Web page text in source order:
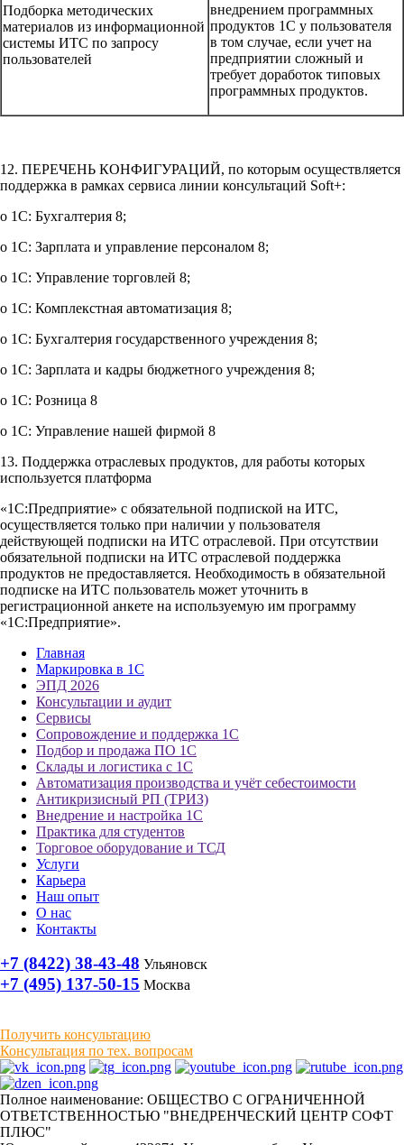
Подборка методических
материалов из информационной
системы ИТС по запросу
пользователей
внедрением программных
продуктов 1С у пользователя
в том случае, если учет на
предприятии сложный и
требует доработок типовых
программных продуктов.
12. ПЕРЕЧЕНЬ КОНФИГУРАЦИЙ, по которым осуществляется
поддержка в рамках сервиса линии консультаций Soft+:
o 1С: Бухгалтерия 8;
o 1С: Зарплата и управление персоналом 8;
o 1С: Управление торговлей 8;
o 1С: Комплекстная автоматизация 8;
o 1С: Бухгалтерия государственного учреждения 8;
o 1С: Зарплата и кадры бюджетного учреждения 8;
o 1C: Розница 8
o 1С: Управление нашей фирмой 8
13. Поддержка отраслевых продуктов, для работы которых
используется платформа
«1С:Предприятие» с обязательной подпиской на ИТС,
осуществляется только при наличии у пользователя
действующей подписки на ИТС отраслевой. При отсутствии
обязательной подписки на ИТС отраслевой поддержка
продуктов не предоставляется. Необходимость в обязательной
подписке на ИТС пользователь может уточнить в
регистрационной анкете на используемую им программу
«1С:Предприятие».
Главная
Маркировка в 1С
ЭПД 2026
Консультации и аудит
Сервисы
Сопровождение и поддержка 1С
Подбор и продажа ПО 1С
Склады и логистика с 1С
Автоматизация производства и учёт себестоимости
Антикризисный РП (ТРИЗ)
Внедрение и настройка 1С
Практика для студентов
Торговое оборудование и ТСД
Услуги
Карьера
Наш опыт
О нас
Контакты
+7 (8422) 38-43-48 Ульяновск
+7 (495) 137-50-15 Москва
Получить консультацию
Консультация по тех. вопросам
Полное наименование: ОБЩЕСТВО С ОГРАНИЧЕННОЙ
ОТВЕТСТВЕННОСТЬЮ "ВНЕДРЕНЧЕСКИЙ ЦЕНТР СОФТ
ПЛЮС"